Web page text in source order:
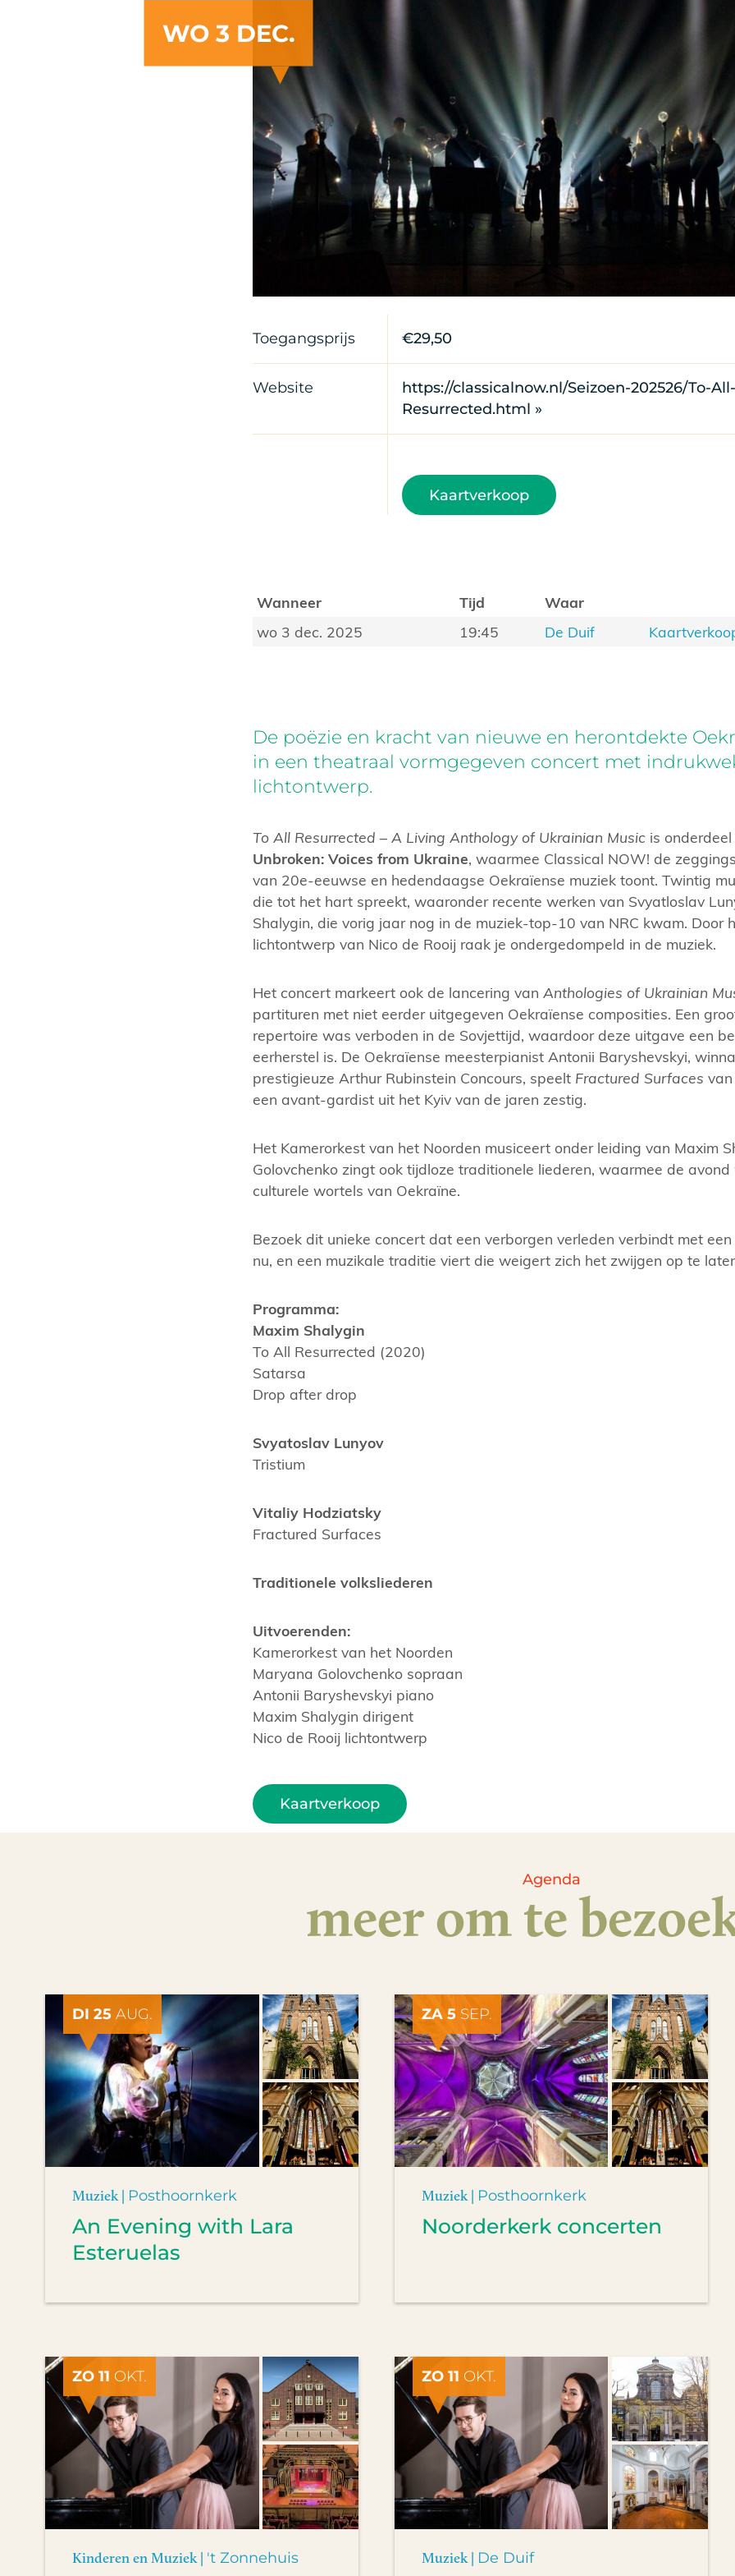
WO 3 DEC.
Toegangsprijs €29,50
Website
https://classicalnow.nl/Seizoen-202526/To-All-
Resurrected.html »
Kaartverkoop
Wanneer Tijd
Waar
wo 3 dec. 2025
19:45 De Duif
De poëzie en kracht van nieuwe en herontdekte
in een theatraal vormgegeven concert met
lichtontwerp.
To All Resurrected – A Living Anthology of Ukrainian Music is
Unbroken: Voices from Ukraine, waarmee Classical NOW! de
van 20e-eeuwse en hedendaagse Oekraïense muziek toont. Twintig
die tot het hart spreekt, waaronder recente werken van Svyatloslav
Shalygin, die vorig jaar nog in de muziek-top-10 van NRC kwam. Door
lichtontwerp van Nico de Rooij raak je ondergedompeld in de muziek.
Het concert markeert ook de lancering van Anthologies of Ukrainian
partituren met niet eerder uitgegeven Oekraïense composities. Een
repertoire was verboden in de Sovjettijd, waardoor deze uitgave een
eerherstel is. De Oekraïense meesterpianist Antonii Baryshevskyi,
prestigieuze Arthur Rubinstein Concours, speelt Fractured Surfaces
een avant-gardist uit het Kyiv van de jaren zestig.
Het Kamerorkest van het Noorden musiceert onder leiding van Maxim
Golovchenko zingt ook tijdloze traditionele liederen, waarmee de
culturele wortels van Oekraïne.
Bezoek dit unieke concert dat een verborgen verleden verbindt met
nu, en een muzikale traditie viert die weigert zich het zwijgen op te
Programma:
Maxim Shalygin
To All Resurrected (2020)
Satarsa
Drop after drop
Svyatoslav Lunyov
Tristium
Vitaliy Hodziatsky
Fractured Surfaces
Traditionele volksliederen
Uitvoerenden:
Kamerorkest van het Noorden
Maryana Golovchenko sopraan
Antonii Baryshevskyi piano
Maxim Shalygin dirigent
Nico de Rooij lichtontwerp
Kaartverkoop
Agenda
meer om te
DI 25 AUG.
Muziek | Posthoornkerk
An Evening with Lara
Esteruelas
ZA 5SEP.
Muziek | Posthoornkerk
Noorderkerk concerten
ZO 11 OKT.
Kinderen en Muziek | 't Zonnehuis
ZO 11 OKT.
Muziek | De Duif